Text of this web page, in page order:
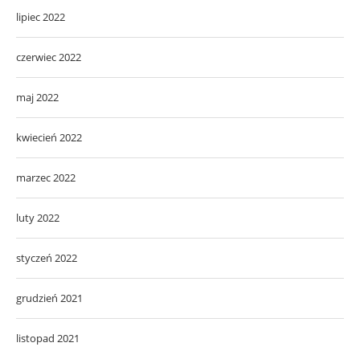
lipiec 2022
czerwiec 2022
maj 2022
kwiecień 2022
marzec 2022
luty 2022
styczeń 2022
grudzień 2021
listopad 2021